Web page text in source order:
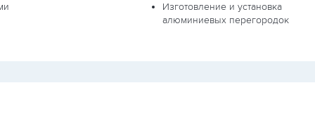
Изготовление и установка
алюминиевых перегородок